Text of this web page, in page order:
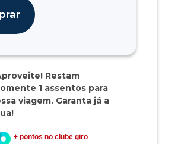
Restam
1 assentos para
viagem. Garanta já a
+ pontos no clube giro